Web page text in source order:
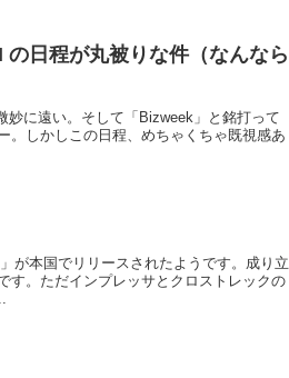
日程が丸被りな件（なんなら
に遠い。そして「Bizweek」と銘打って
。しかしこの日程、めちゃくちゃ既視感あ
が本国でリリースされたようです。成り立
す。ただインプレッサとクロストレックの